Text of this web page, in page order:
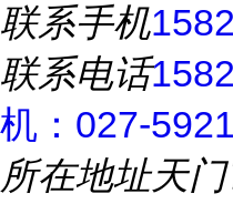
联系手机
联系电话
机：027-
所在地址天